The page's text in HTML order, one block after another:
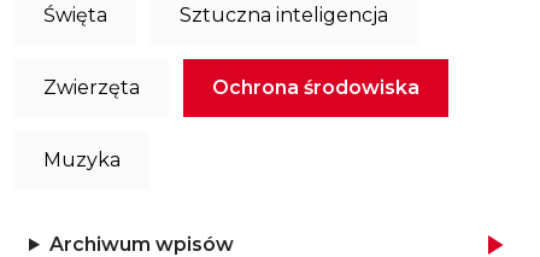
Święta Sztuczna inteligencja
Zwierzęta Ochrona środowiska
Muzyka
Archiwum wpisów